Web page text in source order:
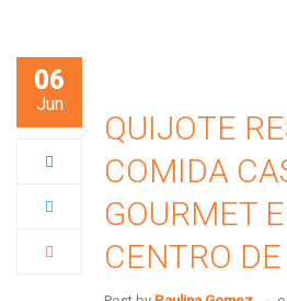
06
Jun
QUIJOTE
COMIDA
GOURMET
CENTRO